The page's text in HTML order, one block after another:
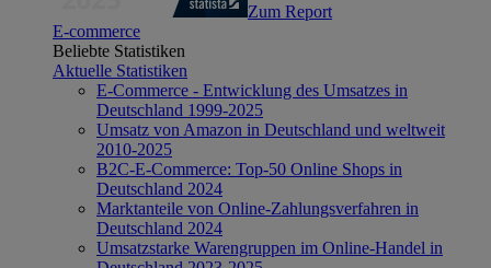
Zum Report
E-commerce
Beliebte Statistiken
Aktuelle Statistiken
E-Commerce - Entwicklung des Umsatzes in
Deutschland 1999-2025
Umsatz von Amazon in Deutschland und weltweit
2010-2025
B2C-E-Commerce: Top-50 Online Shops in
Deutschland 2024
Marktanteile von Online-Zahlungsverfahren in
Deutschland 2024
Umsatzstarke Warengruppen im Online-Handel in